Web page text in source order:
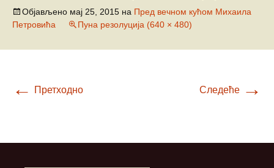
Објављено мај 25, 2015 на Пред вечном кућом Михаила
Петровића
Пуна резолуција (640 × 480)
← Претходно Следеће →